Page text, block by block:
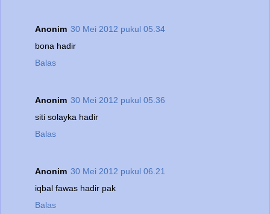
Anonim 30 Mei 2012 pukul 05.34
bona hadir
Balas
Anonim 30 Mei 2012 pukul 05.36
siti solayka hadir
Balas
Anonim 30 Mei 2012 pukul 06.21
iqbal fawas hadir pak
Balas